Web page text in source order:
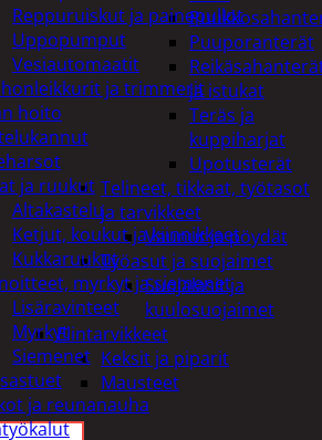
Puuporanterät
ja istukat
Teräs ja
kuppiharjat
Upotusterät
Telineet, tikkaat, työtasot
ja tarvikkeet
Vaunut ja pöydät
Työasut ja suojaimet
Suojalasit ja
kuulosuojaimet
Elintarvikkeet
Keksit ja piparit
Mausteet
Reppuruiskut ja painepullot
Uppopumput
Vesiautomaatit
ja trimmerit
hoito
ja ruukut
Altakastelu
Ketjut, koukut ja kiinnikkeet
Kukkaruukut
myrkyt ja siemenet
Lisäravinteet
Myrkyt
Siemenet
ja reunanauha